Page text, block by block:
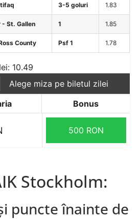
3-5 goluri 1.83
St. Gallen 1 1.85
County Psf 1 1.78
10.49
Alege miza pe biletul zilei
Bonus
500 RON
Stockholm:
puncteînainte de